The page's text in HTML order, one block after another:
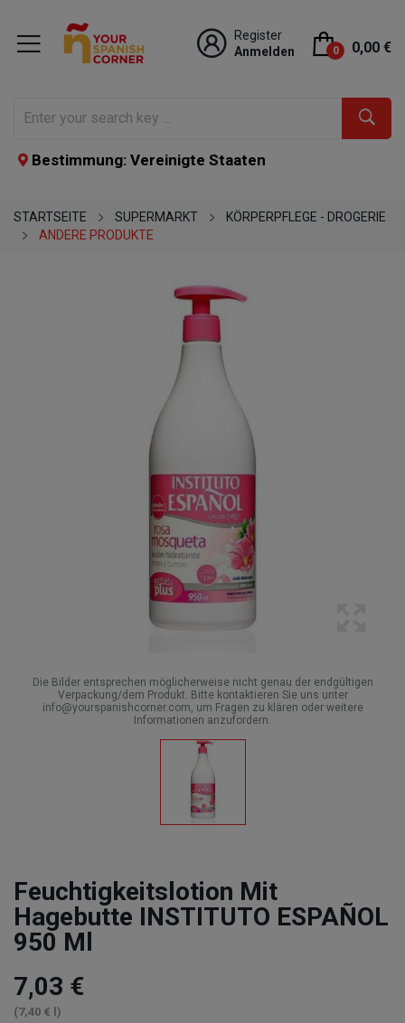
Register
Anmelden
0 0,00 €
Bestimmung: Vereinigte Staaten
STARTSEITE SUPERMARKT
KÖRPERPFLEGE - DROGERIE
ANDERE PRODUKTE
Die Bilder entsprechen möglicherweise nicht genau der endgültigen
Verpackung/dem Produkt. Bitte kontaktieren Sie uns unter
info@yourspanishcorner.com, um Fragen zu klären oder weitere
Informationen anzufordern.
Feuchtigkeitslotion Mit
Hagebutte INSTITUTO ESPAÑOL
950 Ml
7,03 €
(7,40 € l)